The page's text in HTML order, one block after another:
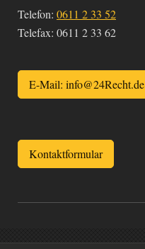
Telefon: 0611 2 33 52
Telefax: 0611 2 33 62
E-Mail: info@24Recht.de
Kontaktformular